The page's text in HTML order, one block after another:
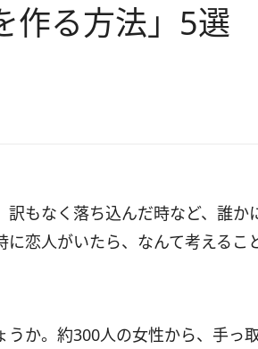
作る方法」5選
もなく落ち込んだ時など、誰か
恋人がいたら、なんて考えるこ
か。約300人の女性から、手っ